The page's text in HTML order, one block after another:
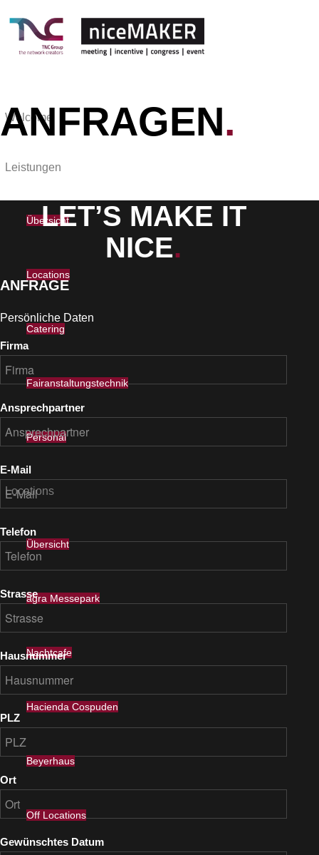
Welcome
Leistungen
Übersicht
Locations
Catering
Fairanstaltungstechnik
Personal
Locations
Übersicht
agra Messepark
Nachtcafe
Hacienda Cospuden
Beyerhaus
Off Locations
ANFRAGEN.
LET’S MAKE IT
NICE.
ANFRAGE
Persönliche Daten
Firma
Ansprechpartner
E-Mail
Telefon
Strasse
Hausnummer
PLZ
Ort
Gewünschtes Datum